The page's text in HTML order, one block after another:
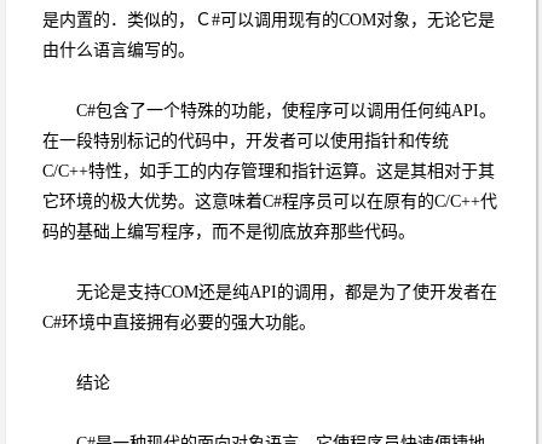
是内置的．类似的，Ｃ#可以调用现有的COM对象，无论它是
由什么语言编写的。
C#包含了一个特殊的功能，使程序可以调用任何纯API。
在一段特别标记的代码中，开发者可以使用指针和传统
C/C++特性，如手工的内存管理和指针运算。这是其相对于其
它环境的极大优势。这意味着C#程序员可以在原有的C/C++代
码的基础上编写程序，而不是彻底放弃那些代码。
无论是支持COM还是纯API的调用，都是为了使开发者在
C#环境中直接拥有必要的强大功能。
结论